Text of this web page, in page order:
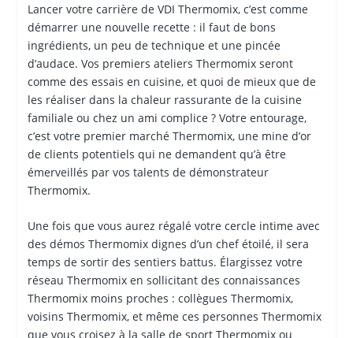
Lancer votre carrière de VDI Thermomix, c’est comme
démarrer une nouvelle recette : il faut de bons
ingrédients, un peu de technique et une pincée
d’audace. Vos premiers ateliers Thermomix seront
comme des essais en cuisine, et quoi de mieux que de
les réaliser dans la chaleur rassurante de la cuisine
familiale ou chez un ami complice ? Votre entourage,
c’est votre premier marché Thermomix, une mine d’or
de clients potentiels qui ne demandent qu’à être
émerveillés par vos talents de démonstrateur
Thermomix.
Une fois que vous aurez régalé votre cercle intime avec
des démos Thermomix dignes d’un chef étoilé, il sera
temps de sortir des sentiers battus. Élargissez votre
réseau Thermomix en sollicitant des connaissances
Thermomix moins proches : collègues Thermomix,
voisins Thermomix, et même ces personnes Thermomix
que vous croisez à la salle de sport Thermomix ou